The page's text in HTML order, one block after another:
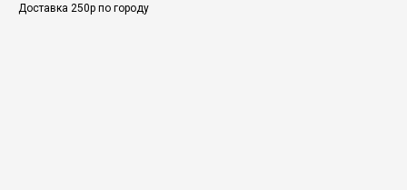
Доставка 250р по городу